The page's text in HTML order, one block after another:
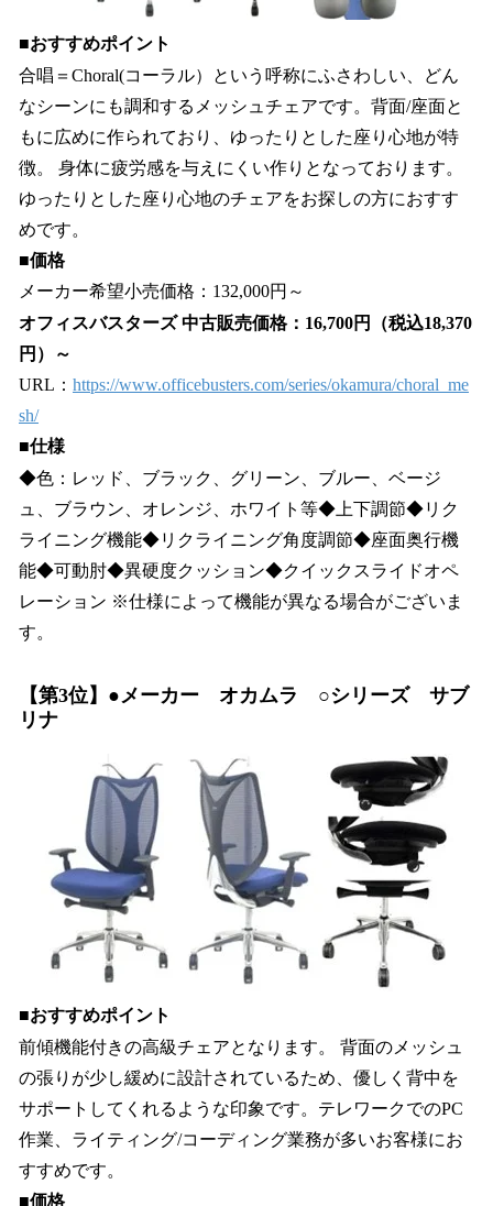
■おすすめポイント
合唱＝Choral(コーラル）という呼称にふさわしい、どん
なシーンにも調和するメッシュチェアです。背面/座面と
もに広めに作られており、ゆったりとした座り心地が特
徴。 身体に疲労感を与えにくい作りとなっております。
ゆったりとした座り心地のチェアをお探しの方におすす
めです。
■価格
メーカー希望小売価格：132,000円～
オフィスバスターズ 中古販売価格：16,700円（税込18,370
円）～
URL： https://www.officebusters.com/series/okamura/choral_me
sh/
■仕様
◆色：レッド、ブラック、グリーン、ブルー、ベージ
ュ、ブラウン、オレンジ、ホワイト等◆上下調節◆リク
ライニング機能◆リクライニング角度調節◆座面奥行機
能◆可動肘◆異硬度クッション◆クイックスライドオペ
レーション ※仕様によって機能が異なる場合がございま
す。
【第3位】●メーカー オカムラ ○シリーズ サブ
リナ
■おすすめポイント
前傾機能付きの高級チェアとなります。 背面のメッシュ
の張りが少し緩めに設計されているため、優しく背中を
サポートしてくれるような印象です。テレワークでのPC
作業、ライティング/コーディング業務が多いお客様にお
すすめです。
■価格